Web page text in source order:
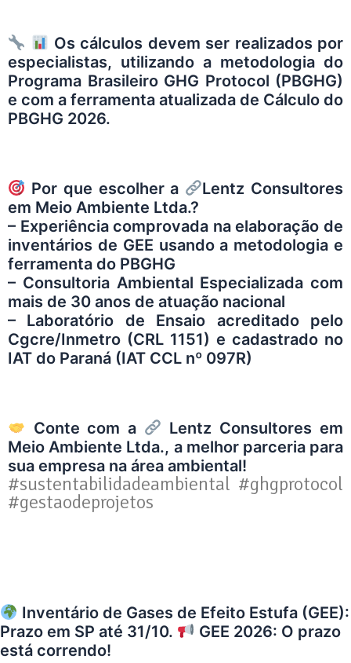
Os cálculos devem ser realizados por
especialistas, utilizando a metodologia do
Programa Brasileiro GHG Protocol (PBGHG)
e com a ferramenta atualizada de Cálculo do
PBGHG 2026.
Por que escolher a
Lentz Consultores
em Meio Ambiente Ltda.?
– Experiência comprovada na elaboração de
inventários de GEE usando a metodologia e
ferramenta do PBGHG
– Consultoria Ambiental Especializada com
mais de 30 anos de atuação nacional
– Laboratório de Ensaio acreditado pelo
Cgcre/Inmetro (CRL 1151) e cadastrado no
IAT do Paraná (IAT CCL nº 097R)
Conte com a
Lentz Consultores em
Meio Ambiente Ltda., a melhor parceria para
sua empresa na área ambiental!
#sustentabilidadeambiental #ghgprotocol
#gestaodeprojetos
Inventário de Gases de Efeito Estufa (GEE):
Prazo em SP até 31/10.
GEE 2026: O prazo
está correndo!